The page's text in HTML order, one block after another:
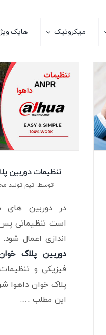
میکروتیک هایک
تنظیمات دوربین
توسط: تیم تولید
در دوربین های
است تنظیماتی
اندازی اعمال
دوربین پلاک
فیزیکی و
پلاک خوان داهوا
این مطلب ….